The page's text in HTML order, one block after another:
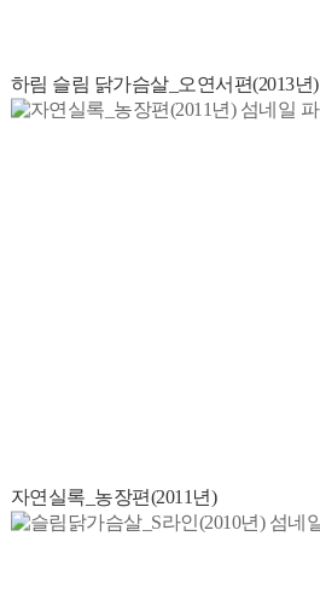
하림 슬림 닭가슴살_오연서편(2013년)
자연실록_농장편(2011년)